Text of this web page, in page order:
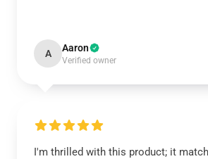
A Aaron
Verified owner
I'm thrilled with this product; it